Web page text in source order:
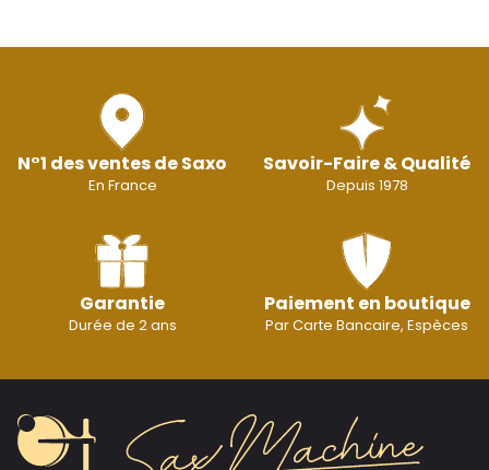
N°1 des ventes de Saxo
En France
Savoir-Faire & Qualité
Depuis 1978
Garantie
Durée de 2 ans
Paiement en boutique
Par Carte Bancaire, Espèces